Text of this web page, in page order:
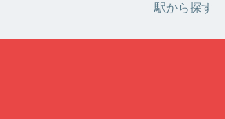
駅から探す